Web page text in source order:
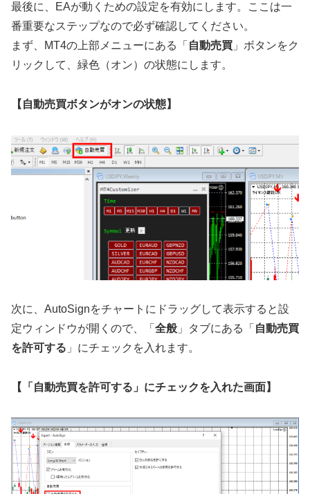
最後に、EAが動くための設定を有効にします。ここは一
番重要なステップなので必ず確認してください。
まず、MT4の上部メニューにある「 自動売買 」ボタンをク
リックして、緑色（オン）の状態にします。
【自動売買ボタンがオンの状態】
次に、AutoSignをチャートにドラッグして表示すると設
定ウィンドウが開くので、「 全般 」タブにある「 自動売買
を許可する 」にチェックを入れます。
【「自動売買を許可する」にチェックを入れた画面】